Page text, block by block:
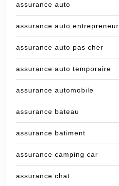
assurance auto
assurance auto entrepreneur
assurance auto pas cher
assurance auto temporaire
assurance automobile
assurance bateau
assurance batiment
assurance camping car
assurance chat